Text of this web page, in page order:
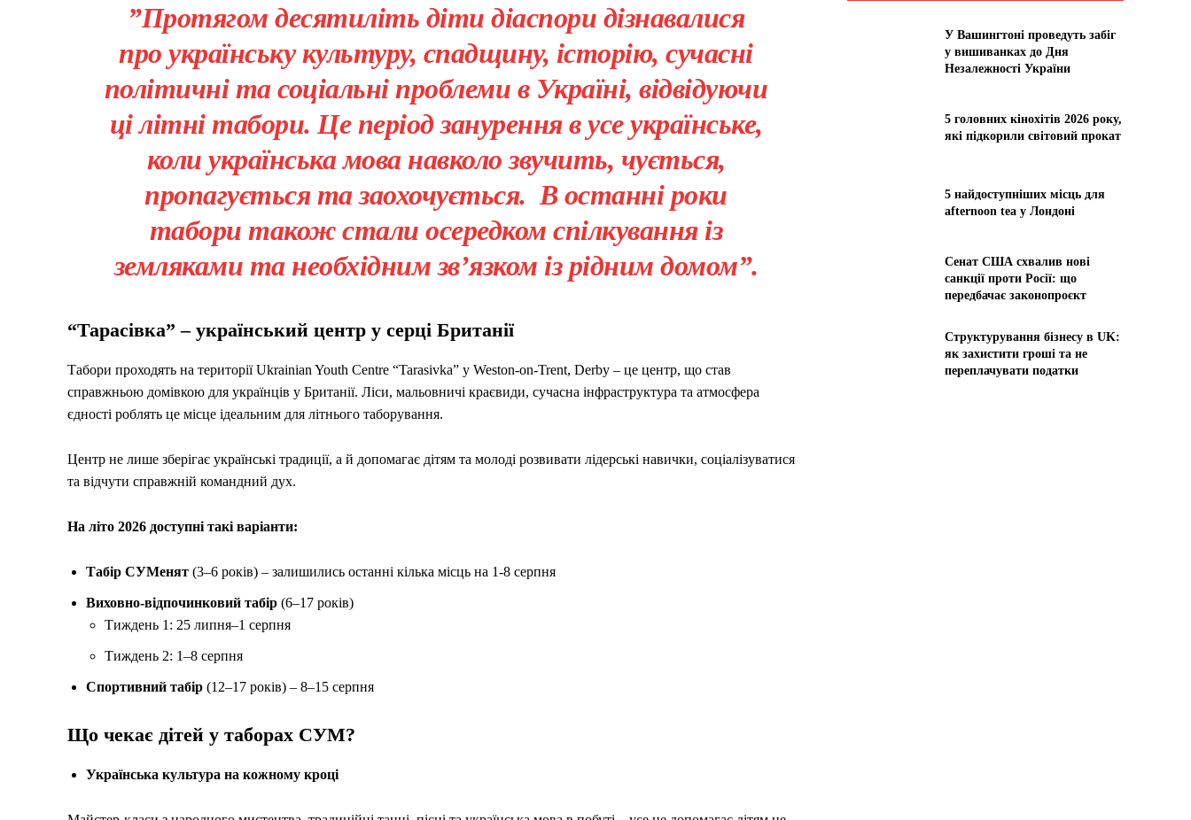
​”Протягом десятиліть діти діаспори дізнавалися
про українську культуру, спадщину, історію, сучасні
політичні та соціальні проблеми в Україні, відвідуючи
ці літні табори. Це період занурення в усе українське,
коли українська мова навколо звучить, чується,
пропагується та заохочується. В останні роки
табори також стали осередком спілкування із
земляками та необхідним зв’язком із рідним домом”.
“Тарасівка” – український центр у серці Британії
Табори проходять на території Ukrainian Youth Centre “Tarasivka” у Weston-on-Trent, Derby – це центр, що став
справжньою домівкою для українців у Британії. Ліси, мальовничі краєвиди, сучасна інфраструктура та атмосфера
єдності роблять це місце ідеальним для літнього таборування.
Центр не лише зберігає українські традиції, а й допомагає дітям та молоді розвивати лідерські навички, соціалізуватися
та відчути справжній командний дух.
На літо 2026 доступні такі варіанти:
Табір СУМенят (3–6 років) – залишились останні кілька місць на 1-8 серпня
Виховно-відпочинковий табір (6–17 років)
Тиждень 1: 25 липня–1 серпня
Тиждень 2: 1–8 серпня
Спортивний табір (12–17 років) – 8–15 серпня
Що чекає дітей у таборах СУМ?
Українська культура на кожному кроці
У Вашингтоні проведуть забіг
у вишиванках до Дня
Незалежності України
5 головних кінохітів 2026 року,
які підкорили світовий прокат
5 найдоступніших місць для
afternoon tea у Лондоні
Сенат США схвалив нові
санкції проти Росії: що
передбачає законопроєкт
Структурування бізнесу в UK:
як захистити гроші та не
переплачувати податки